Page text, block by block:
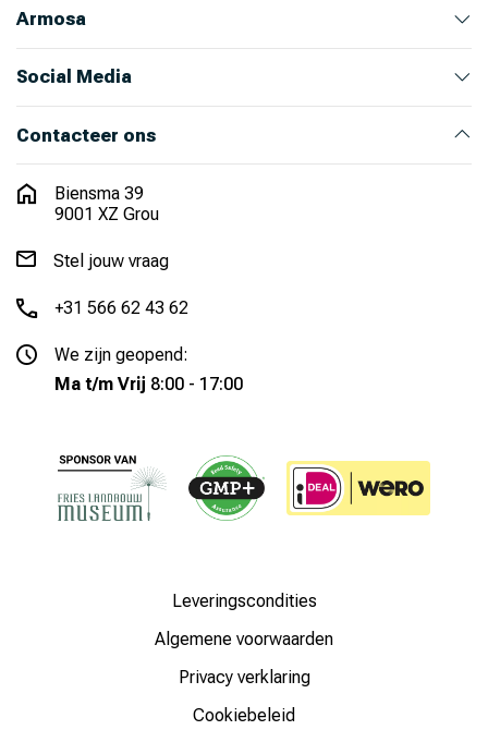
Bekijk alle producten
Armosa
Over ons
Ons team
Nieuws
Werken bij Armosa
Alle productcategorieën
Onze merken
Social Media
Instagram
LinkedIn
Facebook
Youtube
Contacteer ons
Biensma 39
9001 XZ Grou
Stel jouw vraag
+31 566 62 43 62
We zijn geopend:
Ma t/m Vrij 8:00 - 17:00
Leveringscondities
Algemene voorwaarden
Privacy verklaring
Cookiebeleid